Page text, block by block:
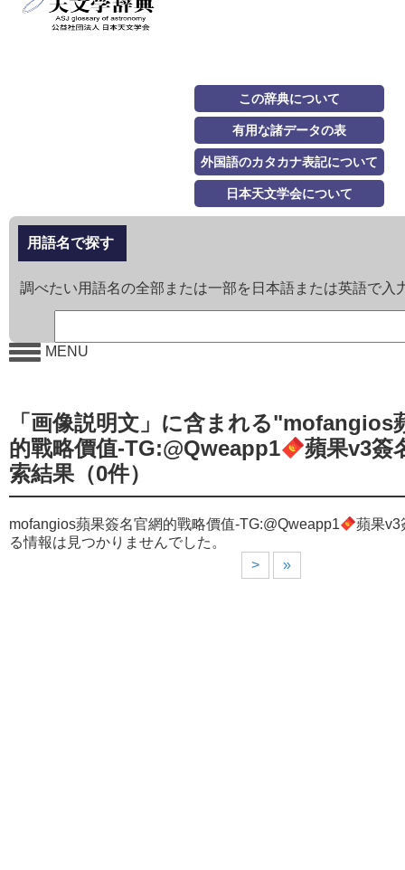
この辞典について
有用な諸データの表
外国語のカタカナ表記について
日本天文学会について
用語名で探す
調べたい用語名の全部または一部を日本語または英語で入
MENU
「画像説明文」に含まれる"mofangios
的戰略價值-TG:@Qweapp1
蘋果v3簽
索結果 （0件）
mofangios蘋果簽名官網的戰略價值-TG:@Qweapp1
蘋果v3
る情報は見つかりませんでした。
>
»